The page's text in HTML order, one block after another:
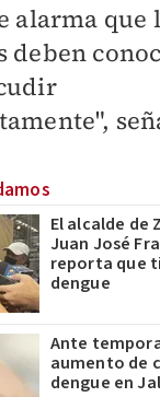
alarma que
deben
El alcalde de
Juan José
reporta que
dengue
Ante
aumento de
dengue en